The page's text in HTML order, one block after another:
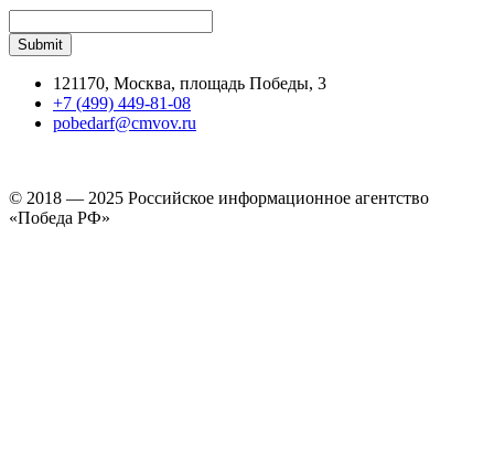
121170, Москва, площадь Победы, 3
+7 (499) 449-81-08
pobedarf@cmvov.ru
© 2018 — 2025 Российское информационное агентство
«Победа РФ»